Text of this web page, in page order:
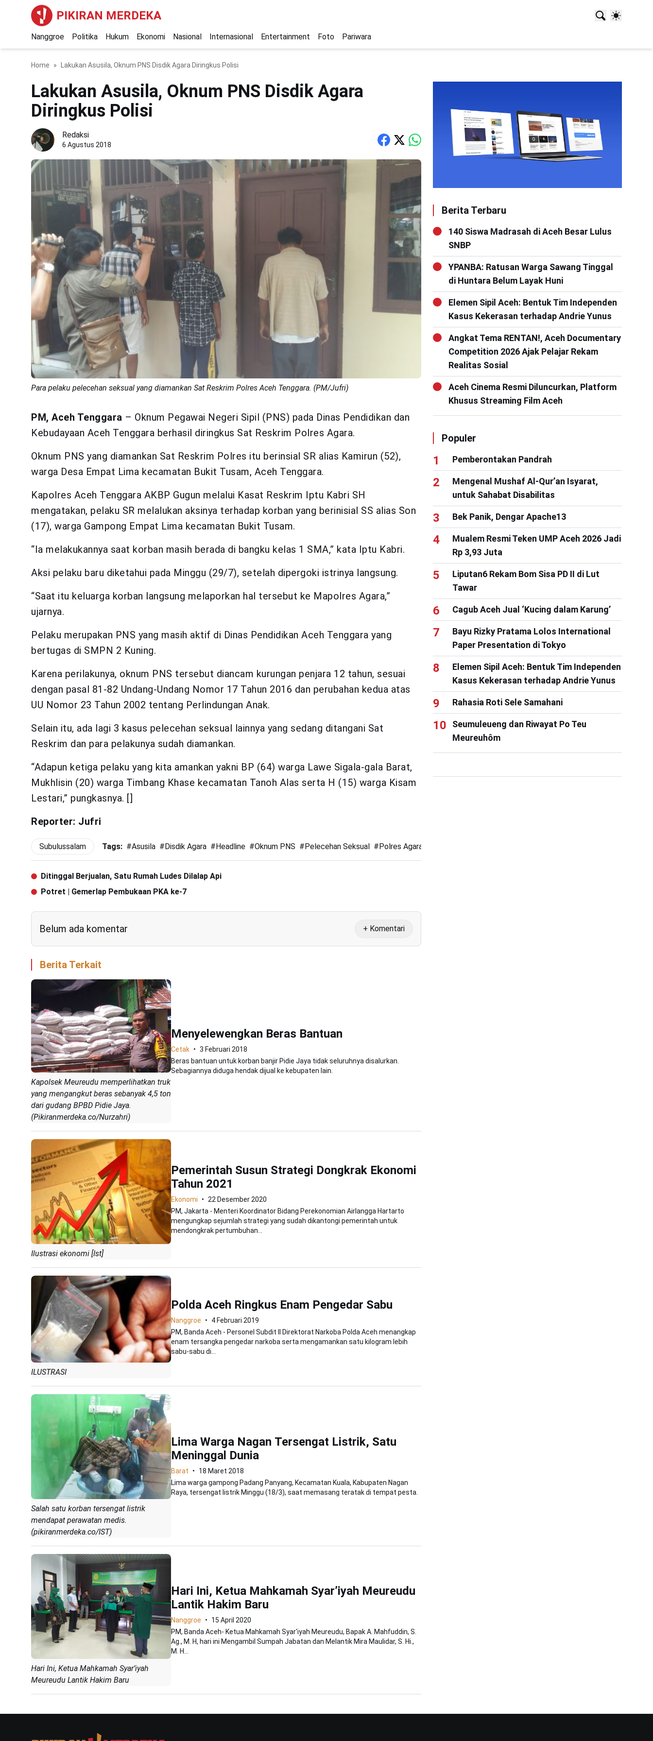
PIKIRAN MERDEKA
Nanggroe Politika Hukum Ekonomi Nasional Internasional Entertainment Foto Pariwara
Home Lakukan Asusila, Oknum PNS Disdik Agara Diringkus Polisi
Lakukan Asusila, Oknum PNS Disdik Agara
Diringkus Polisi
Redaksi
6 Agustus 2018
Para pelaku pelecehan seksual yang diamankan Sat Reskrim Polres Aceh Tenggara. (PM/Jufri)
PM, Aceh Tenggara – Oknum Pegawai Negeri Sipil (PNS) pada Dinas Pendidikan dan
Kebudayaan Aceh Tenggara berhasil diringkus Sat Reskrim Polres Agara.
Oknum PNS yang diamankan Sat Reskrim Polres itu berinsial SR alias Kamirun (52),
warga Desa Empat Lima kecamatan Bukit Tusam, Aceh Tenggara.
Kapolres Aceh Tenggara AKBP Gugun melalui Kasat Reskrim Iptu Kabri SH
mengatakan, pelaku SR melalukan aksinya terhadap korban yang berinisial SS alias Son
(17), warga Gampong Empat Lima kecamatan Bukit Tusam.
“Ia melakukannya saat korban masih berada di bangku kelas 1 SMA,” kata Iptu Kabri.
Aksi pelaku baru diketahui pada Minggu (29/7), setelah dipergoki istrinya langsung.
“Saat itu keluarga korban langsung melaporkan hal tersebut ke Mapolres Agara,”
ujarnya.
Pelaku merupakan PNS yang masih aktif di Dinas Pendidikan Aceh Tenggara yang
bertugas di SMPN 2 Kuning.
Karena perilakunya, oknum PNS tersebut diancam kurungan penjara 12 tahun, sesuai
dengan pasal 81-82 Undang-Undang Nomor 17 Tahun 2016 dan perubahan kedua atas
UU Nomor 23 Tahun 2002 tentang Perlindungan Anak.
Selain itu, ada lagi 3 kasus pelecehan seksual lainnya yang sedang ditangani Sat
Reskrim dan para pelakunya sudah diamankan.
“Adapun ketiga pelaku yang kita amankan yakni BP (64) warga Lawe Sigala-gala Barat,
Mukhlisin (20) warga Timbang Khase kecamatan Tanoh Alas serta H (15) warga Kisam
Lestari,” pungkasnya. []
Reporter: Jufri
Subulussalam Tags: #Asusila # Disdik Agara # Headline #Oknum PNS # Pelecehan Seksual # Polres Agara
Ditinggal Berjualan, Satu Rumah Ludes Dilalap Api
Potret | Gemerlap Pembukaan PKA ke-7
Belum ada komentar + Komentari
Berita Terkait
Kapolsek Meureudu memperlihatkan truk
yang mengangkut beras sebanyak 4,5 ton
dari gudang BPBD Pidie Jaya.
(Pikiranmerdeka.co/Nurzahri)
Menyelewengkan Beras Bantuan
Cetak
3 Februari 2018
Beras bantuan untuk korban banjir Pidie Jaya tidak seluruhnya disalurkan.
Sebagiannya diduga hendak dijual ke kebupaten lain.
Ilustrasi ekonomi [Ist]
Pemerintah Susun Strategi Dongkrak Ekonomi
Tahun 2021
Ekonomi
22 Desember 2020
PM, Jakarta - Menteri Koordinator Bidang Perekonomian Airlangga Hartarto
mengungkap sejumlah strategi yang sudah dikantongi pemerintah untuk
mendongkrak pertumbuhan...
ILUSTRASI
Polda Aceh Ringkus Enam Pengedar Sabu
Nanggroe
4 Februari 2019
PM, Banda Aceh - Personel Subdit II Direktorat Narkoba Polda Aceh menangkap
enam tersangka pengedar narkoba serta mengamankan satu kilogram lebih
sabu-sabu di...
Salah satu korban tersengat listrik
mendapat perawatan medis.
(pikiranmerdeka.co/IST)
Lima Warga Nagan Tersengat Listrik, Satu
Meninggal Dunia
Barat
18 Maret 2018
Lima warga gampong Padang Panyang, Kecamatan Kuala, Kabupaten Nagan
Raya, tersengat listrik Minggu (18/3), saat memasang teratak di tempat pesta.
Hari Ini, Ketua Mahkamah Syar’iyah
Meureudu Lantik Hakim Baru
Hari Ini, Ketua Mahkamah Syar’iyah Meureudu
Lantik Hakim Baru
Nanggroe
15 April 2020
PM, Banda Aceh- Ketua Mahkamah Syar'iyah Meureudu, Bapak A. Mahfuddin, S.
Ag., M. H, hari ini Mengambil Sumpah Jabatan dan Melantik Mira Maulidar, S. Hi.,
M. H...
Berita Terbaru
140 Siswa Madrasah di Aceh Besar Lulus
SNBP
YPANBA: Ratusan Warga Sawang Tinggal
di Huntara Belum Layak Huni
Elemen Sipil Aceh: Bentuk Tim Independen
Kasus Kekerasan terhadap Andrie Yunus
Angkat Tema RENTAN!, Aceh Documentary
Competition 2026 Ajak Pelajar Rekam
Realitas Sosial
Aceh Cinema Resmi Diluncurkan, Platform
Khusus Streaming Film Aceh
Populer
Pemberontakan Pandrah
Mengenal Mushaf Al-Qur’an Isyarat,
untuk Sahabat Disabilitas
Bek Panik, Dengar Apache13
Mualem Resmi Teken UMP Aceh 2026 Jadi
Rp 3,93 Juta
Liputan6 Rekam Bom Sisa PD II di Lut
Tawar
Cagub Aceh Jual ‘Kucing dalam Karung’
Bayu Rizky Pratama Lolos International
Paper Presentation di Tokyo
Elemen Sipil Aceh: Bentuk Tim Independen
Kasus Kekerasan terhadap Andrie Yunus
Rahasia Roti Sele Samahani
Seumuleueng dan Riwayat Po Teu
Meureuhôm